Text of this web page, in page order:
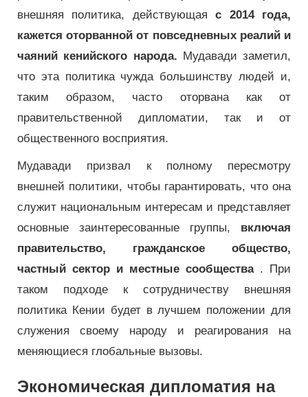
внешняя политика, действующаяс 2014 года,
кажется оторванной от повседневных реалий и
чаяний кенийского народа. Мудавади заметил,
что эта политика чужда большинству людей и,
таким образом, часто оторвана как от
правительственной дипломатии, так и от
общественного восприятия.
Мудавади призвал к полному пересмотру
внешней политики, чтобы гарантировать, что она
служит национальным интересам и представляет
основные заинтересованные группы, включая
правительство, гражданское общество,
частный сектор и местные сообщества. При
таком подходе к сотрудничеству внешняя
политика Кении будет в лучшем положении для
служения своему народу и реагирования на
меняющиеся глобальные вызовы.
Экономическая дипломатия на